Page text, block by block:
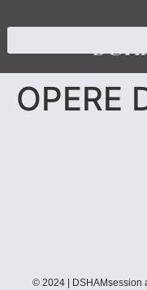
OPERE
© 2024 | DSHAMsession